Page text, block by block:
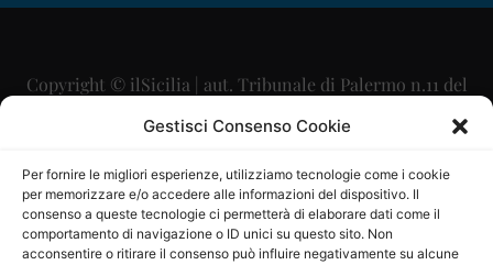
Gestisci Consenso Cookie
Per fornire le migliori esperienze, utilizziamo tecnologie come i cookie
per memorizzare e/o accedere alle informazioni del dispositivo. Il
consenso a queste tecnologie ci permetterà di elaborare dati come il
comportamento di navigazione o ID unici su questo sito. Non
acconsentire o ritirare il consenso può influire negativamente su alcune
Copyright © ilSicilia | aut. Tribunale di Palermo n.11 del
29/09/2015
Direttore Editoriale: Maurizio Scaglione
Direttore Responsabile: Maria Calabrese